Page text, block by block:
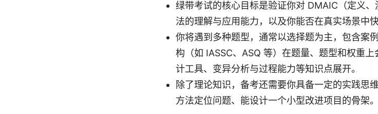
绿带考试的核心目标是验证你对 DMAIC（定义
法的理解与应用能力，以及你能否在真实场景中
你将遇到多种题型，通常以选择题为主，包含案
构（如 IASSC、ASQ 等）在题量、题型和权重
计工具、变异分析与过程能力等知识点展开。
除了理论知识，备考还需要你具备一定的实践思
方法定位问题、能设计一个小型改进项目的骨架。